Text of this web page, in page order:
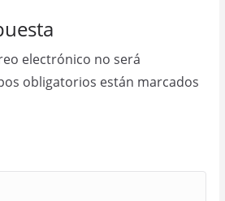
electrónico no será
obligatorios están marcados